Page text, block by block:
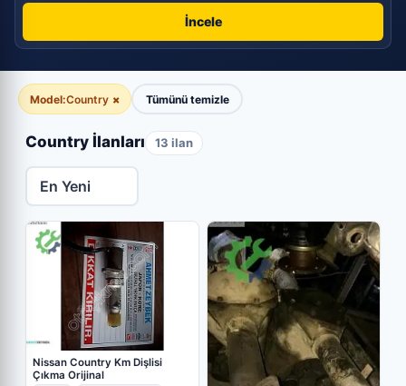
İncele
Model:Country × Tümünü temizle
Country İlanları 13 ilan
Nissan Country Km Dişlisi
Çıkma Orijinal